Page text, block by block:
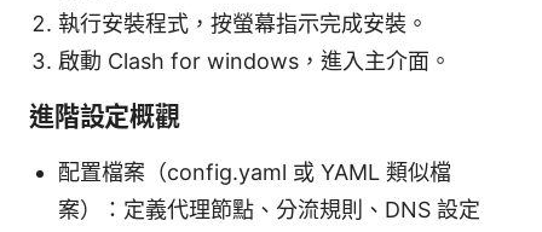
執行安裝程式，按螢幕指示完成安裝。
啟動 Clash for windows，進入主介面。
進階設定概觀
配置檔案（config.yaml 或 YAML 類似檔
案）：定義代理節點、分流規則、DNS 設定